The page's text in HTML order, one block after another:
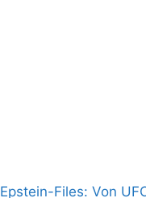
Epstein-Files: Von